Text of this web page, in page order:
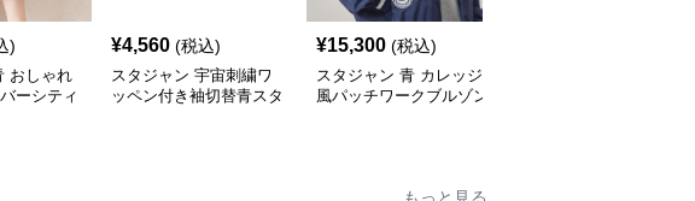
)
おしゃれ
ーシティ
¥4,560 (税込)
スタジャン 宇宙刺繍ワ
ッペン付き袖切替青スタ
¥15,300 (税込)
スタジャン 青 カレッジ
風パッチワークブルゾン